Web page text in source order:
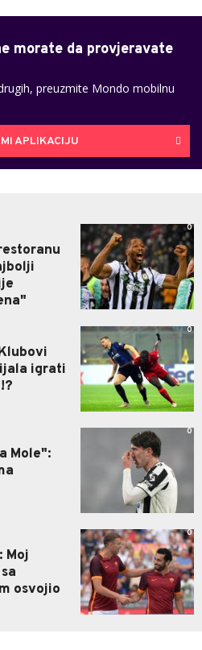
morate da provjeravate
preuzmite Mondo mobilnu
APLIKACIJU
0
igrati
0
Mole":
0
Moj
osvojio
0